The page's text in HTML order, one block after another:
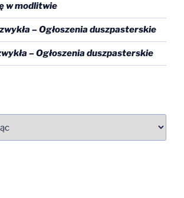
w modlitwie
– Ogłoszenia duszpasterskie
– Ogłoszenia duszpasterskie